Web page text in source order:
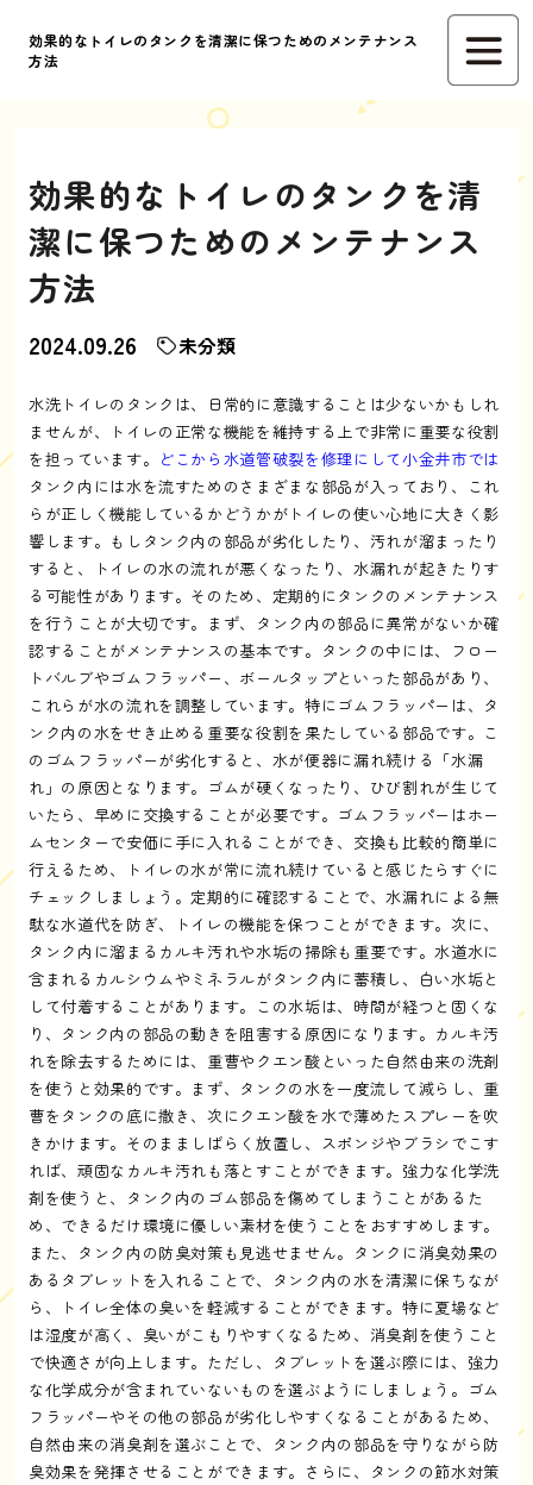
効果的なトイレのタンクを清潔に保つためのメンテナンス
方法
効果的なトイレのタンクを清
潔に保つためのメンテナンス
方法
2024.09.26 未分類
水洗トイレのタンクは、日常的に意識することは少ないかもしれ
ませんが、トイレの正常な機能を維持する上で非常に重要な役割
を担っています。 どこから水道管破裂を修理にして小金井市では
タンク内には水を流すためのさまざまな部品が入っており、これ
らが正しく機能しているかどうかがトイレの使い心地に大きく影
響します。もしタンク内の部品が劣化したり、汚れが溜まったり
すると、トイレの水の流れが悪くなったり、水漏れが起きたりす
る可能性があります。そのため、定期的にタンクのメンテナンス
を行うことが大切です。まず、タンク内の部品に異常がないか確
認することがメンテナンスの基本です。タンクの中には、フロー
トバルブやゴムフラッパー、ボールタップといった部品があり、
これらが水の流れを調整しています。特にゴムフラッパーは、タ
ンク内の水をせき止める重要な役割を果たしている部品です。こ
のゴムフラッパーが劣化すると、水が便器に漏れ続ける「水漏
れ」の原因となります。ゴムが硬くなったり、ひび割れが生じて
いたら、早めに交換することが必要です。ゴムフラッパーはホー
ムセンターで安価に手に入れることができ、交換も比較的簡単に
行えるため、トイレの水が常に流れ続けていると感じたらすぐに
チェックしましょう。定期的に確認することで、水漏れによる無
駄な水道代を防ぎ、トイレの機能を保つことができます。次に、
タンク内に溜まるカルキ汚れや水垢の掃除も重要です。水道水に
含まれるカルシウムやミネラルがタンク内に蓄積し、白い水垢と
して付着することがあります。この水垢は、時間が経つと固くな
り、タンク内の部品の動きを阻害する原因になります。カルキ汚
れを除去するためには、重曹やクエン酸といった自然由来の洗剤
を使うと効果的です。まず、タンクの水を一度流して減らし、重
曹をタンクの底に撒き、次にクエン酸を水で薄めたスプレーを吹
きかけます。そのまましばらく放置し、スポンジやブラシでこす
れば、頑固なカルキ汚れも落とすことができます。強力な化学洗
剤を使うと、タンク内のゴム部品を傷めてしまうことがあるた
め、できるだけ環境に優しい素材を使うことをおすすめします。
また、タンク内の防臭対策も見逃せません。タンクに消臭効果の
あるタブレットを入れることで、タンク内の水を清潔に保ちなが
ら、トイレ全体の臭いを軽減することができます。特に夏場など
は湿度が高く、臭いがこもりやすくなるため、消臭剤を使うこと
で快適さが向上します。ただし、タブレットを選ぶ際には、強力
な化学成分が含まれていないものを選ぶようにしましょう。ゴム
フラッパーやその他の部品が劣化しやすくなることがあるため、
自然由来の消臭剤を選ぶことで、タンク内の部品を守りながら防
臭効果を発揮させることができます。さらに、タンクの節水対策